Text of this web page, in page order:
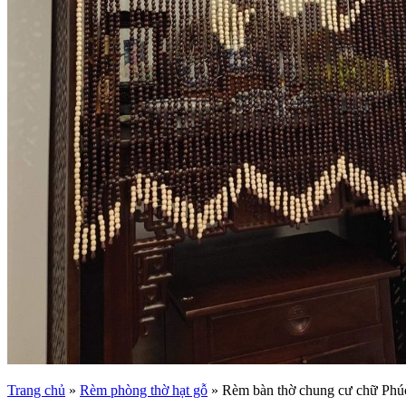
Trang chủ » Rèm phòng thờ hạt gỗ » Rèm bàn thờ chung cư chữ